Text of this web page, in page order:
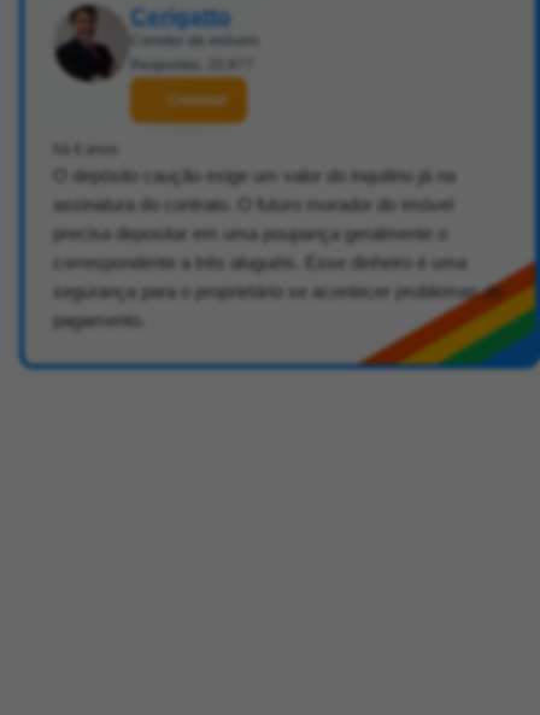
Cerigatto
Corretor de imóveis
Respostas: 20.877
Contatar
há 6 anos
O depósito caução exige um valor do inquilino já na
assinatura do contrato. O futuro morador do imóvel
precisa depositar em uma poupança geralmente o
correspondente a três aluguéis. Esse dinheiro é uma
segurança para o proprietário se acontecer problemas de
pagamento.